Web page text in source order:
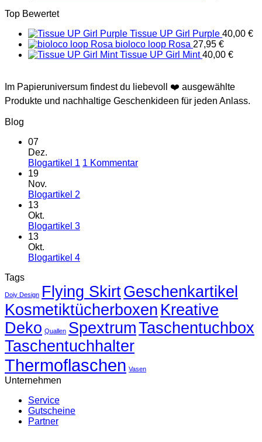
Top Bewertet
Tissue UP Girl Purple 40,00 €
bioloco loop Rosa 27,95 €
Tissue UP Girl Mint 40,00 €
Im Papieruniversum findest du liebevoll ❤️ ausgewählte
Produkte und nachhaltige Geschenkideen für jeden Anlass.
Blog
07
Dez.
Blogartikel 1 1 Kommentarzu
19
Nov.
Blogartikel 2
Blogartikel
13
Okt.
Blogartikel 3Keine
Blogartikel
13
Okt.
Blogartikel 4Keine
Blogartikel
4
Tags
Doiy Design Flying SkirtGeschenkartikel
Kosmetiktücherboxen Kreative
Deko Quallen SpextrumTaschentuchbox
Taschentuchhalter
Thermoflaschen Vasen
Unternehmen
Service
Gutscheine
Partner